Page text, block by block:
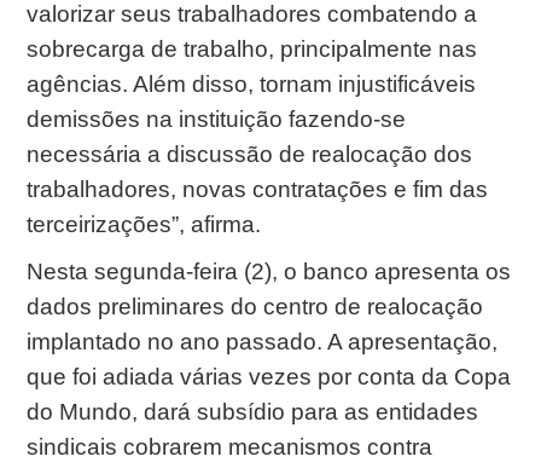
valorizar seus trabalhadores combatendo a
sobrecarga de trabalho, principalmente nas
agências. Além disso, tornam injustificáveis
demissões na instituição fazendo-se
necessária a discussão de realocação dos
trabalhadores, novas contratações e fim das
terceirizações”, afirma.
Nesta segunda-feira (2), o banco apresenta os
dados preliminares do centro de realocação
implantado no ano passado. A apresentação,
que foi adiada várias vezes por conta da Copa
do Mundo, dará subsídio para as entidades
sindicais cobrarem mecanismos contra